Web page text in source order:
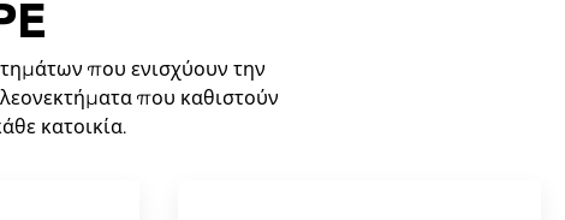
που ενισχύουν την
που καθιστούν
κατοικία.